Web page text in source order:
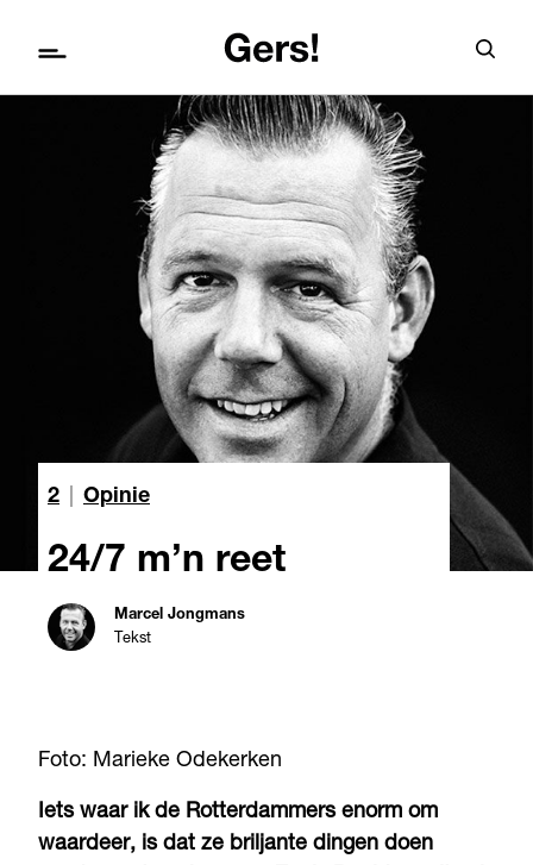
2 Opinie
24/7 m’n reet
Marcel Jongmans
Tekst
Foto: Marieke Odekerken
Iets waar ik de Rotterdammers enorm om
waardeer, is dat ze briljante dingen doen